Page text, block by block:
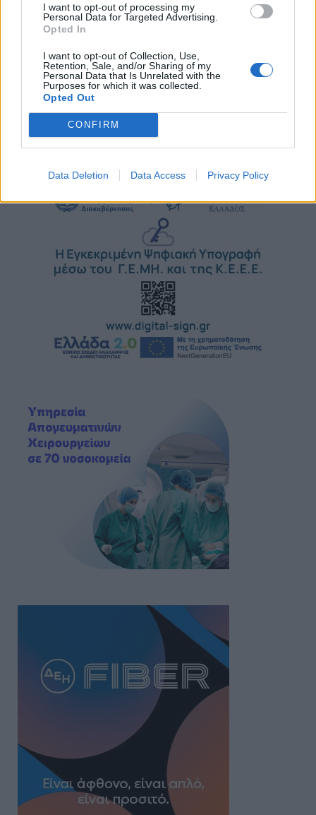
I want to opt-out of processing my
Personal Data for Targeted Advertising.
Opted In
I want to opt-out of Collection, Use,
Retention, Sale, and/or Sharing of my
Personal Data that Is Unrelated with the
Purposes for which it was collected.
Opted Out
CONFIRM
Data Deletion Data Access Privacy Policy
Ιός του Δυτικού Νείλου: Στις περιοχές υψηλού
κινδύνου και η Νάουσα – Αυξάνονται τα κρούσματα
στη χώρα
Πέμπτη, 6 Αυγούστου 2026 10:12 ΠΜ